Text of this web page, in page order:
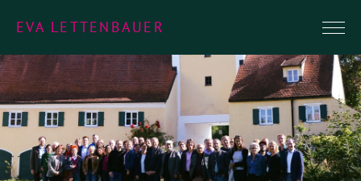
EVA LETTENBAUER